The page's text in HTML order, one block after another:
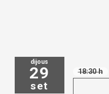
dijous
29
set
18:30 h